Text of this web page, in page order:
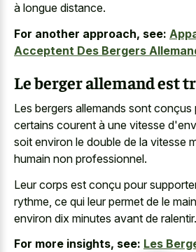
à longue distance.
For another approach, see:
Acceptent Des Bergers
Le berger allemand est
Les bergers allemands sont conçus
certains courent à une vitesse
soit environ le double de la vitesse
humain non professionnel.
Leur corps est conçu pour
rythme, ce qui leur permet de le
environ dix minutes avant de ralentir.
For more insights, see: Les